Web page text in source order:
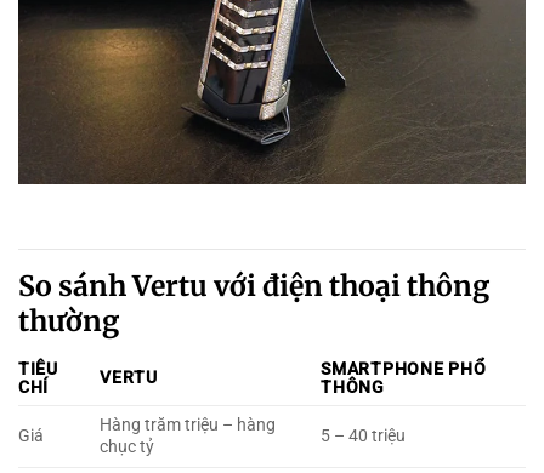
So sánh Vertu với điện thoại thông
thường
TIÊU
CHÍ
VERTU
SMARTPHONE PHỔ
THÔNG
Giá
Hàng trăm triệu – hàng
chục tỷ
5 – 40 triệu